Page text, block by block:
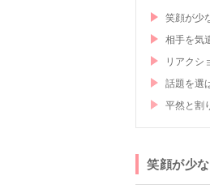
笑顔が少
相手を気
リアクシ
話題を選
平然と割
笑顔が少